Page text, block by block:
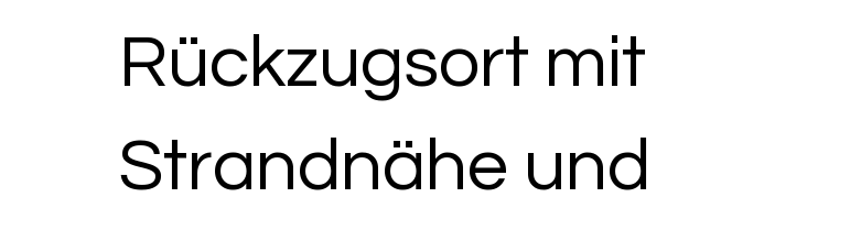
Rückzugsort mit
Strandnähe und